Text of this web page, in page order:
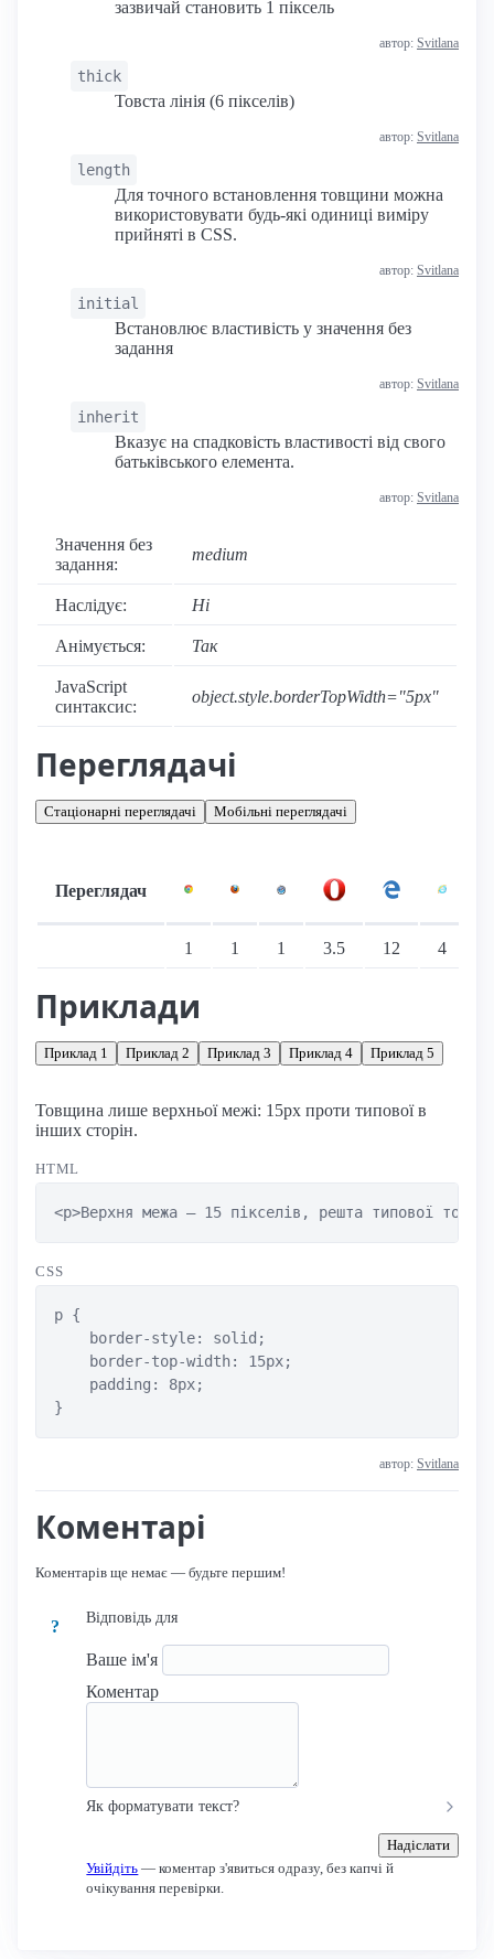
зазвичай становить 1 піксель
автор: Svitlana
thick
Товста лінія (6 пікселів)
автор: Svitlana
length
Для точного встановлення товщини можна
використовувати будь-які одиниці виміру
прийняті в CSS.
автор: Svitlana
initial
Встановлює властивість у значення без
задання
автор: Svitlana
inherit
Вказує на спадковість властивості від свого
батьківського елемента.
автор: Svitlana
Значення без
задання:
medium
Наслідує: Ні
Анімується: Так
JavaScript
синтаксис:
object.style.borderTopWidth="5px"
Переглядачі
Стаціонарні переглядачі Мобільні переглядачі
Переглядач
1 1 1 3.5 12 4
Приклади
Приклад 1 Приклад 2 Приклад 3 Приклад 4 Приклад 5
Товщина лише верхньої межі: 15px проти типової в
інших сторін.
HTML
<p>Верхня межа — 15 пікселів, решта типової
CSS
p {
    border-style: solid;
    border-top-width: 15px;
    padding: 8px;
}
автор: Svitlana
Коментарі
Коментарів ще немає — будьте першим!
?
Відповідь для
Ваше ім'я
Коментар
Як форматувати текст?
Надіслати
Увійдіть — коментар з'явиться одразу, без капчі й
очікування перевірки.